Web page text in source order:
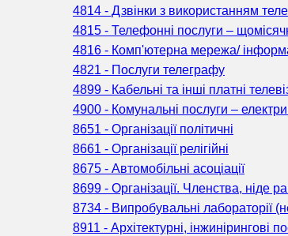
4814 - Дзвінки з використанням
4815 - Телефонні послуги –
4816 - Комп'ютерна мережа/
4821 - Послуги телеграфу
4899 - Кабельні та інші платні
4900 - Комунальні послуги –
8651 - Організації політичні
8661 - Організації релігійні
8675 - Автомобільні асоціації
8699 - Організації. Членства, ніде
8734 - Випробувальні лабораторії
8911 - Архітектурні, інжинірингові